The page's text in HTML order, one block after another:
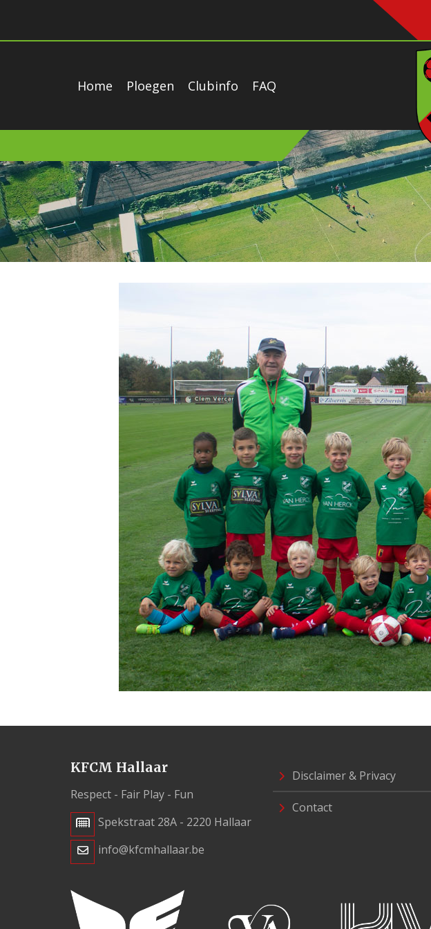
Home Ploegen Clubinfo FAQ
KFCM Hallaar
Respect - Fair Play - Fun
Spekstraat 28A - 2220 Hallaar
info@kfcmhallaar.be
Disclaimer & Privacy
Contact